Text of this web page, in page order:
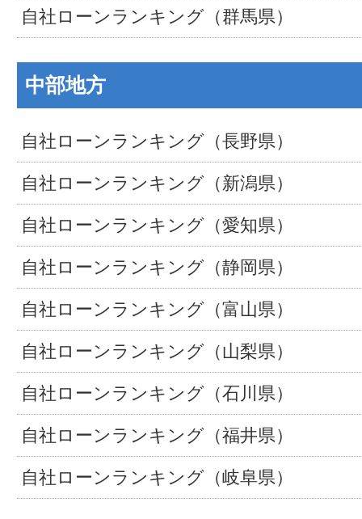
自社ローンランキング（群馬県）
中部地方
自社ローンランキング（長野県）
自社ローンランキング（新潟県）
自社ローンランキング（愛知県）
自社ローンランキング（静岡県）
自社ローンランキング（富山県）
自社ローンランキング（山梨県）
自社ローンランキング（石川県）
自社ローンランキング（福井県）
自社ローンランキング（岐阜県）